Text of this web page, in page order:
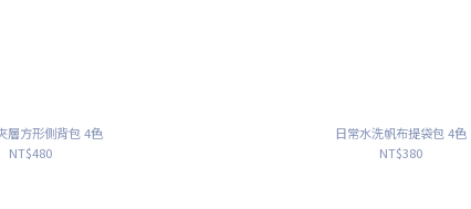
層方形側背包 4色
NT$480
日常水洗帆布提袋包 4色
NT$380